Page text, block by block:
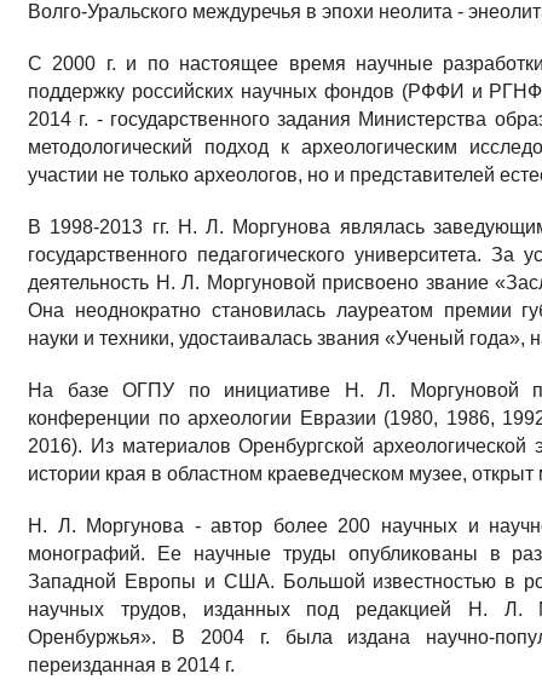
Волго-Уральского междуречья в эпохи неолита -
С 2000 г. и по настоящее время научные
поддержку российских научных фондов (РФФИ и
2014 г. - государственного задания Министерства
методологический подход к археологическим
участии не только археологов, но и представителей
В 1998-2013 гг. Н. Л. Моргунова являлась
государственного педагогического университета.
деятельность Н. Л. Моргуновой присвоено звание
Она неоднократно становилась лауреатом премии
науки и техники, удостаивалась звания «Ученый
На базе ОГПУ по инициативе Н. Л. Моргуновой
конференции по археологии Евразии (1980, 1986,
2016). Из материалов Оренбургской археологической
истории края в областном краеведческом музее,
Н. Л. Моргунова - автор более 200 научных и
монографий. Ее научные труды опубликованы в
Западной Европы и США. Большой известностью в
научных трудов, изданных под редакцией Н. Л.
Оренбуржья». В 2004 г. была издана научно-
переизданная в 2014 г.